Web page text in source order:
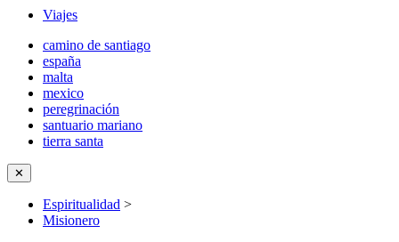
Viajes
camino de santiago
españa
malta
mexico
peregrinación
santuario mariano
tierra santa
✕
Espiritualidad >
Misionero